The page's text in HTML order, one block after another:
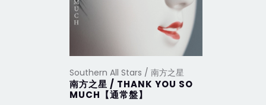
Southern All Stars / 南方之星
南方之星 / THANK YOU SO
MUCH【通常盤】